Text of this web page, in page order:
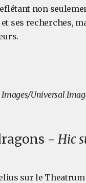
non
ses recherches,
Universal
- Hic
sur le